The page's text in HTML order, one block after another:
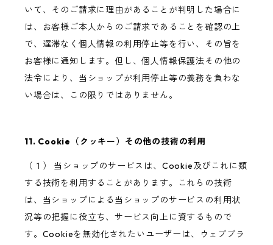
いて、そのご請求に理由があることが判明した場合に
は、お客様ご本人からのご請求であることを確認の上
で、遅滞なく個人情報の利用停止等を行い、その旨を
お客様に通知します。但し、個人情報保護法その他の
法令により、当ショップが利用停止等の義務を負わな
い場合は、この限りではありません。
11. Cookie（クッキー）その他の技術の利用
（１） 当ショップのサービスは、Cookie及びこれに類
する技術を利用することがあります。これらの技術
は、当ショップによる当ショップのサービスの利用状
況等の把握に役立ち、サービス向上に資するもので
す。Cookieを無効化されたいユーザーは、ウェブブラ